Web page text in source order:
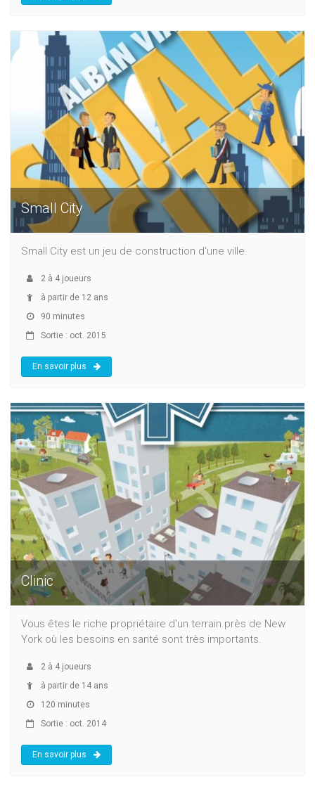
Small City
Small City est un jeu de construction d'une ville.
2 à 4 joueurs
à partir de 12 ans
90 minutes
Sortie : oct. 2015
En savoir plus
Clinic
Vous êtes le riche propriétaire d'un terrain près de New
York où les besoins en santé sont très importants.
2 à 4 joueurs
à partir de 14 ans
120 minutes
Sortie : oct. 2014
En savoir plus